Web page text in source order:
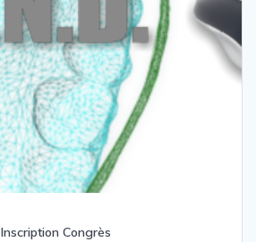
Inscription Congrès